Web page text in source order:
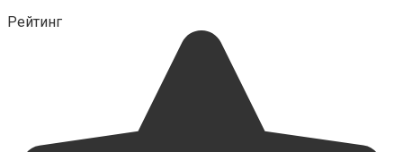
Рейтинг